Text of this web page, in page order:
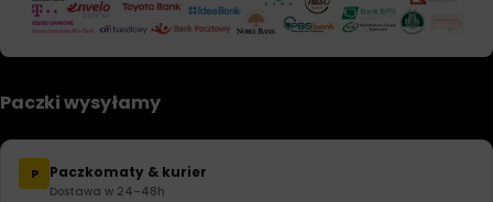
Paczki wysyłamy
P Paczkomaty & kurier
Dostawa w 24–48h